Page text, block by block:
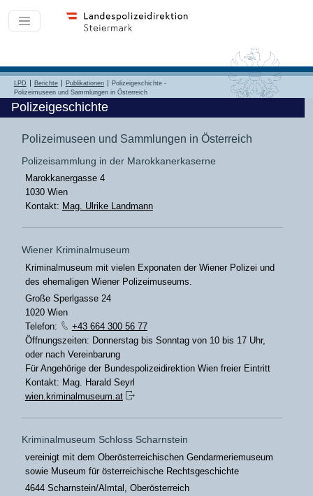
LPD Berichte Publikationen
Polizeigeschichte -
Polizeimuseen und Sammlungen in Österreich
Polizeigeschichte
Polizeimuseen und Sammlungen in Österreich
Polizeisammlung in der Marokkanerkaserne
Marokkanergasse 4
1030 Wien
Kontakt: Mag. Ulrike Landmann
Wiener Kriminalmuseum
Kriminalmuseum mit vielen Exponaten der Wiener Polizei und
des ehemaligen Wiener Polizeimuseums.
Große Sperlgasse 24
1020 Wien
Telefon:
+43 664 300 56 77
Öffnungszeiten: Donnerstag bis Sonntag von 10 bis 17 Uhr,
oder nach Vereinbarung
Für Angehörige der Bundespolizeidirektion Wien freier Eintritt
Kontakt: Mag. Harald Seyrl
wien.kriminalmuseum.at
Kriminalmuseum Schloss Scharnstein
vereinigt mit dem Oberösterreichischen Gendarmeriemuseum
sowie Museum für österreichische Rechtsgeschichte
4644 Scharnstein/Almtal, Oberösterreich